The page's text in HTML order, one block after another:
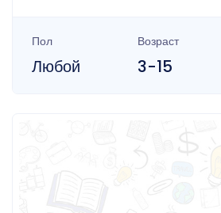
Пол
Любой
Возраст
3-15